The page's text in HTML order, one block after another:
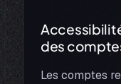
des
Les comptes